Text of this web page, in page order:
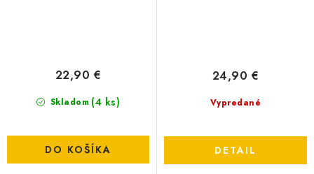
Skladom (4 ks)
22,90 €
DO KOŠÍKA
Vypredané
24,90 €
DETAIL